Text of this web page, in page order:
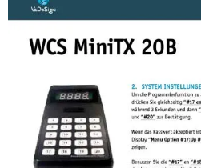
Anleitung Touch&Go20B Neo